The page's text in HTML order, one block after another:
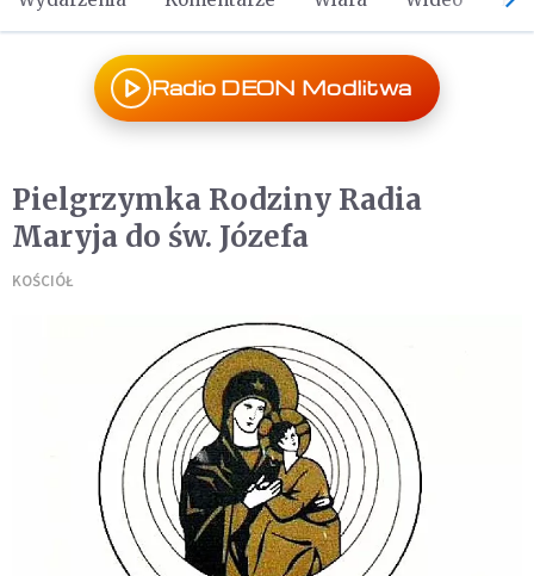
Radio DEON Modlitwa
Pielgrzymka Rodziny Radia
Maryja do św. Józefa
KOŚCIÓŁ